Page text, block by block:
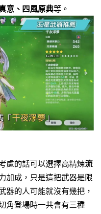
意、四風原典等。
慮的話可以選擇高精煉流
加成，只是這把武器是限
器的人可能就沒有幾把，
角登場時一共會有三種